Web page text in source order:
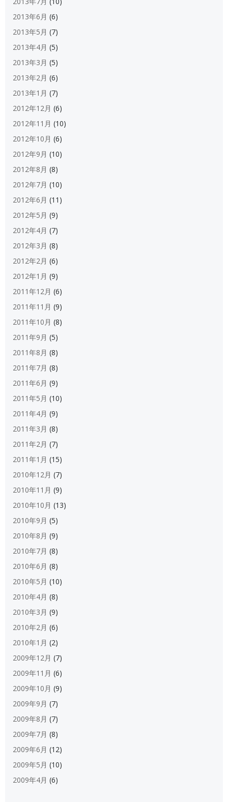
2013年6月 (6)
2013年5月 (7)
2013年4月 (5)
2013年3月 (5)
2013年2月 (6)
2013年1月 (7)
2012年12月 (6)
2012年11月 (10)
2012年10月 (6)
2012年9月 (10)
2012年8月 (8)
2012年7月 (10)
2012年6月 (11)
2012年5月 (9)
2012年4月 (7)
2012年3月 (8)
2012年2月 (6)
2012年1月 (9)
2011年12月 (6)
2011年11月 (9)
2011年10月 (8)
2011年9月 (5)
2011年8月 (8)
2011年7月 (8)
2011年6月 (9)
2011年5月 (10)
2011年4月 (9)
2011年3月 (8)
2011年2月 (7)
2011年1月 (15)
2010年12月 (7)
2010年11月 (9)
2010年10月 (13)
2010年9月 (5)
2010年8月 (9)
2010年7月 (8)
2010年6月 (8)
2010年5月 (10)
2010年4月 (8)
2010年3月 (9)
2010年2月 (6)
2010年1月 (2)
2009年12月 (7)
2009年11月 (6)
2009年10月 (9)
2009年9月 (7)
2009年8月 (7)
2009年7月 (8)
2009年6月 (12)
2009年5月 (10)
2009年4月 (6)